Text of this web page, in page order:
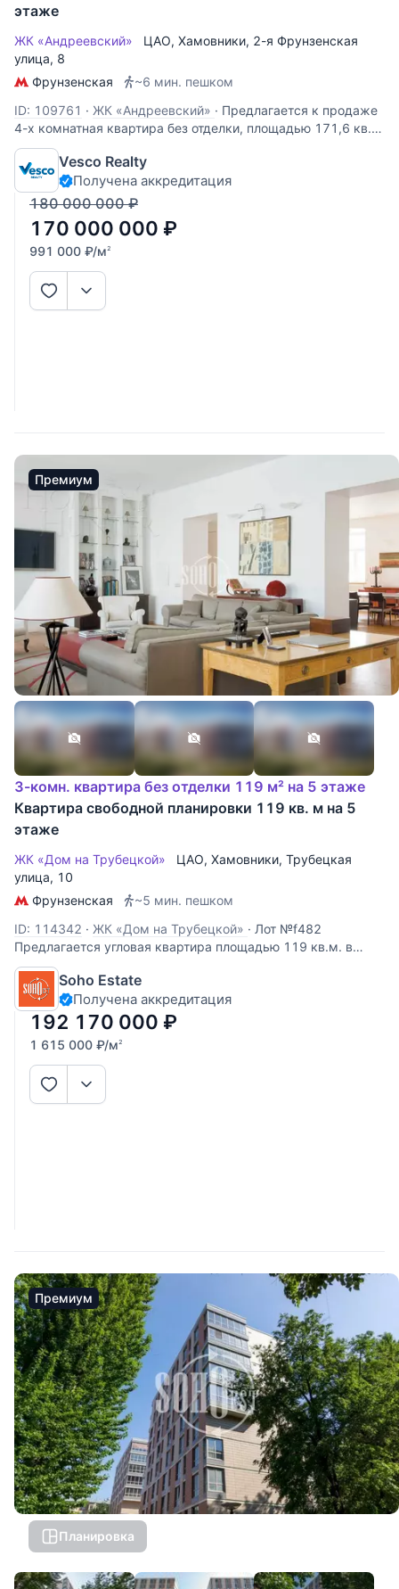
этаже
ЖК «Андреевский» ЦАО, Хамовники, 2-я Фрунзенская
улица, 8
Фрунзенская
~6 мин. пешком
ID: 109761 · ЖК «Андреевский» · Предлагается к продаже
4-х комнатная квартира без отделки, площадью 171,6 кв.м.
Расположена на 7 этаже ЖК "Андреевский". Пространство
можно спланировать как: кухня-гостиная, 2-3 спальни,
гардеробную, 3 ванные комнаты и постирочную. Высота
потолков 3
Vesco Realty
Получена аккредитация
180 000 000 ₽
170 000 000 ₽
991 000 ₽/м2
Премиум
3-комн. квартира без отделки 119 м² на 5 этаже
Квартира свободной планировки 119 кв. м на 5
этаже
ЖК «Дом на Трубецкой» ЦАО, Хамовники, Трубецкая
улица, 10
Фрунзенская
~5 мин. пешком
ID: 114342 · ЖК «Дом на Трубецкой» · Лот №f482
Предлагается угловая квартира площадью 119 кв.м. в
элитном жилом комплексе "Дом на Трубецкой". Квартира
без отделки, свободной планировки. При небольшой
удаленности от центра города дом расположен в
окружении скверов и парков, подходящих
Soho Estate
Получена аккредитация
192 170 000 ₽
1 615 000 ₽/м2
Премиум
Планировка